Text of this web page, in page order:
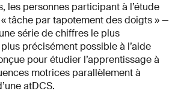
les personnes participant à l’étude
tâche par tapotement des doigts » —
série de chiffres le plus
précisément possible à l’aide
pour étudier l’apprentissage à
motrices parallèlement à
atDCS.